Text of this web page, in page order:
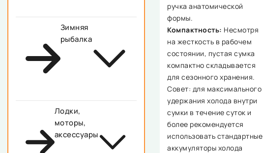
Зимняя
рыбалка
Лодки,
моторы,
аксессуары
ручка анатомической
формы.
Компактность: Несмотря
на жесткость в рабочем
состоянии, пустая сумка
компактно складывается
для сезонного хранения.
Совет: для максимального
удержания холода внутри
сумки в течение суток и
более рекомендуется
использовать стандартные
аккумуляторы холода